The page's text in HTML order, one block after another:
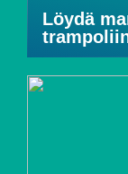
Löydä